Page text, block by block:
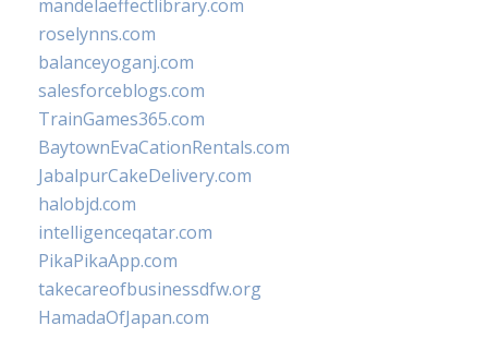
mandelaeffectlibrary.com
roselynns.com
balanceyoganj.com
salesforceblogs.com
TrainGames365.com
BaytownEvaCationRentals.com
JabalpurCakeDelivery.com
halobjd.com
intelligenceqatar.com
PikaPikaApp.com
takecareofbusinessdfw.org
HamadaOfJapan.com